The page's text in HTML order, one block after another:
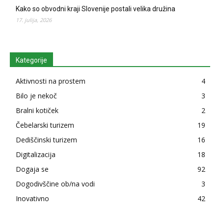
Kako so obvodni kraji Slovenije postali velika družina
17. julija, 2026
Kategorije
Aktivnosti na prostem
4
Bilo je nekoč
3
Bralni kotiček
2
Čebelarski turizem
19
Dediščinski turizem
16
Digitalizacija
18
Dogaja se
92
Dogodivščine ob/na vodi
3
Inovativno
42